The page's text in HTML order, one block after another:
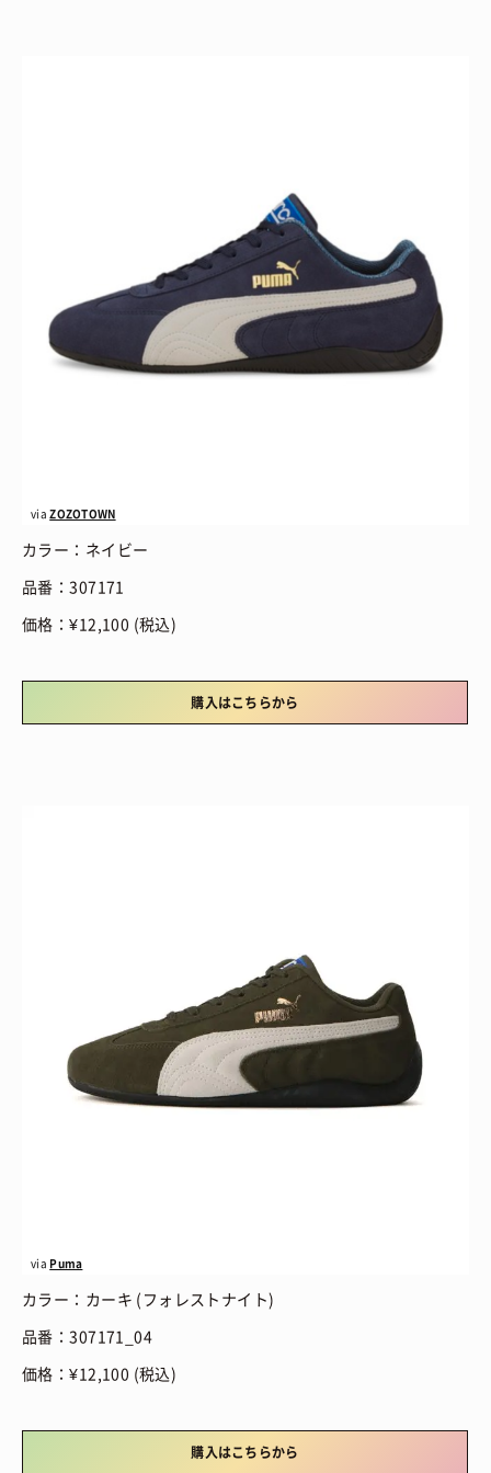
viaZOZOTOWN
カラー：ネイビー
品番：307171
価格：¥12,100 (税込)
購入はこちらから
via Puma
カラー：カーキ (フォレストナイト)
品番：307171_04
価格：¥12,100 (税込)
購入はこちらから